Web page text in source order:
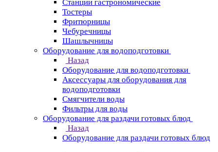
Станции гастрономические
Тостеры
Фритюрницы
Чебуречницы
Шашлычницы
Оборудование для водоподготовки
Назад
Оборудование для водоподготовки
Аксессуары для оборудования для
водоподготовки
Смягчители воды
Фильтры для воды
Оборудование для раздачи готовых блюд
Назад
Оборудование для раздачи готовых блюд